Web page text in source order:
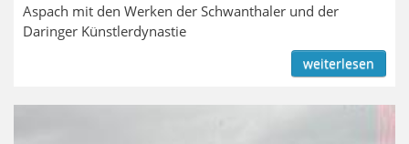
Aspach mit den Werken der Schwanthaler und der
Daringer Künstlerdynastie
weiterlesen